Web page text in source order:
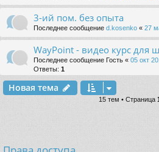
3-ий пом. без опыта
Последнее сообщение d.kosenko « 27
WayPoint - видео курс для
Последнее сообщение Гость « 05 окт
Ответы: 1
Новая тема
15 тем • Страница